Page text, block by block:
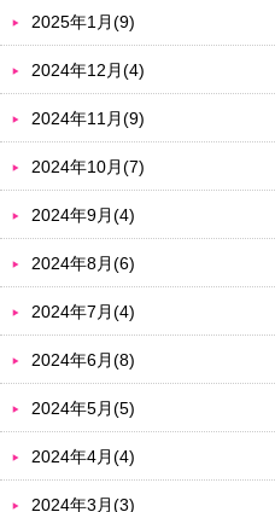
2025年1月(9)
2024年12月(4)
2024年11月(9)
2024年10月(7)
2024年9月(4)
2024年8月(6)
2024年7月(4)
2024年6月(8)
2024年5月(5)
2024年4月(4)
2024年3月(3)